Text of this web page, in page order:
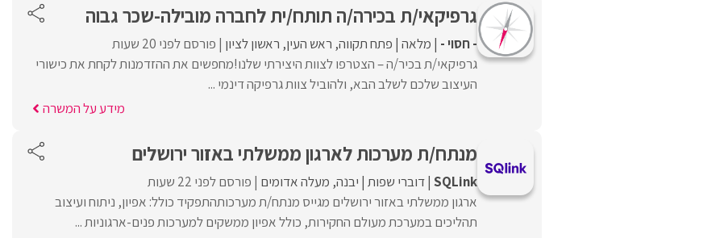
גרפיקאי/ת בכירה/ה תותח/ית לחברה מובילה-שכר גבוה
- חסוי - מלאה פתח תקווה ראש העין ראשון לציון פורסם לפני 20 שעות
גרפיקאי/ת בכיר/ה – הצטרפו לצוות היצירתי שלנו!מחפשים את ההזדמנות לקחת את כישורי
העיצוב שלכם לשלב הבא, ולהוביל צוות גרפיקה דינמי ...
מידע על המשרה
מנתח/ת מערכות לארגון ממשלתי באזור ירושלים
SQLink דוברי שפות יבנה מעלה אדומים פורסם לפני 22 שעות
ארגון ממשלתי באזור ירושלים מגייס מנתח/ת מערכותהתפקיד כולל: אפיון, ניתוח ועיצוב
תהליכים במערכת מעולם החקירות, כולל אפיון ממשקים למערכות פנים-ארגוניות ...